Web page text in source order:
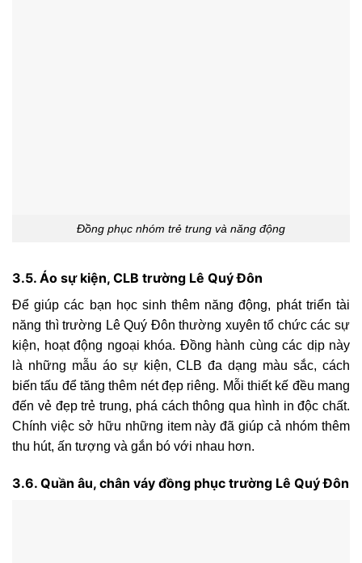
Đồng phục nhóm trẻ trung và năng động
3.5. Áo sự kiện, CLB trường Lê Quý Đôn
Để giúp các bạn học sinh thêm năng động, phát triển tài
năng thì trường Lê Quý Đôn thường xuyên tổ chức các sự
kiện, hoạt động ngoại khóa. Đồng hành cùng các dịp này
là những mẫu áo sự kiện, CLB đa dạng màu sắc, cách
biến tấu để tăng thêm nét đẹp riêng. Mỗi thiết kế đều mang
đến vẻ đẹp trẻ trung, phá cách thông qua hình in độc chất.
Chính việc sở hữu những item này đã giúp cả nhóm thêm
thu hút, ấn tượng và gắn bó với nhau hơn.
3.6. Quần âu, chân váy đồng phục trường Lê Quý Đôn